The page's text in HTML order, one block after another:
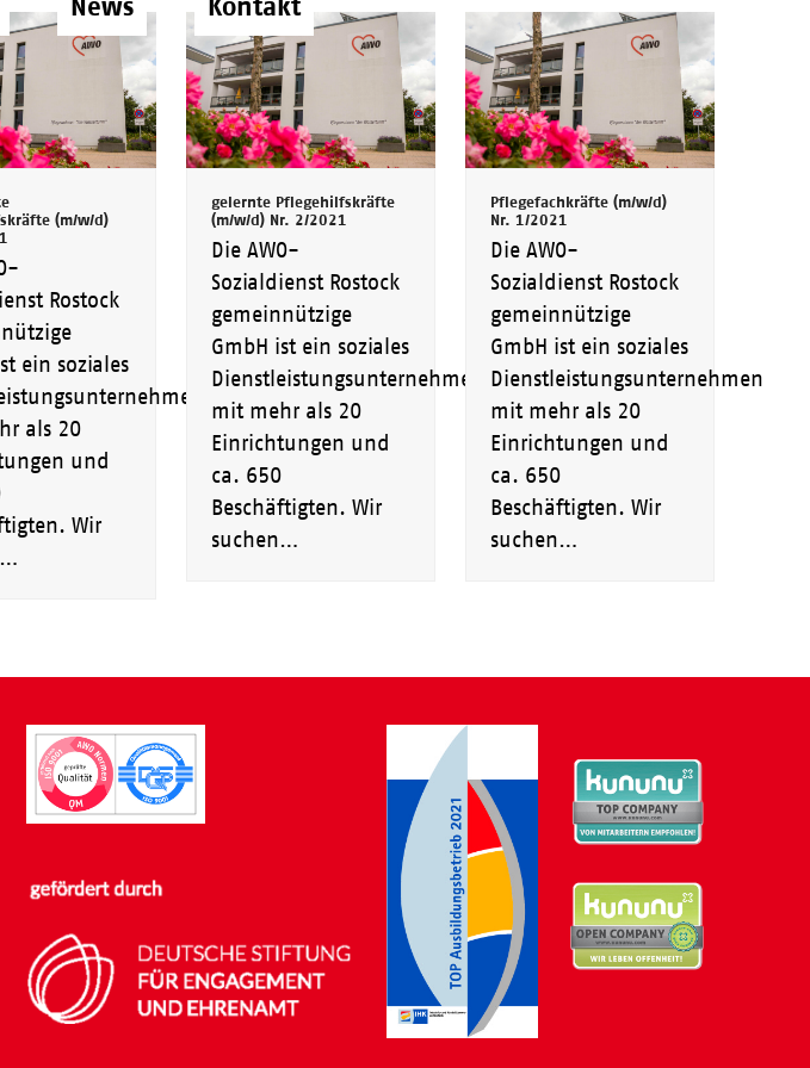
News Kontakt
(m/w/d)
Rostock
ein soziales
als 20
und
Wir
gelernte Pflegehilfskräfte
(m/w/d) Nr. 2/2021
Die AWO-
Sozialdienst Rostock
gemeinnützige
GmbH ist ein soziales
Dienstleistungsunternehmen
mit mehr als 20
Einrichtungen und
ca. 650
Beschäftigten. Wir
suchen…
Pflegefachkräfte (m/w/d)
Nr. 1/2021
Die AWO-
Sozialdienst Rostock
gemeinnützige
GmbH ist ein soziales
Dienstleistungsunternehmen
mit mehr als 20
Einrichtungen und
ca. 650
Beschäftigten. Wir
suchen…